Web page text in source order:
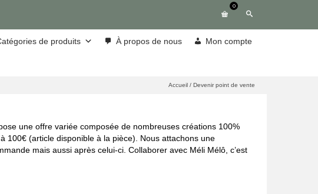
0
de produits À propos de nous Mon compte
Accueil / Devenir point de vente
une offre variée composée de nombreuses créations 100%
100€ (article disponible à la pièce). Nous attachons une
mais aussi après celui-ci. Collaborer avec Méli Mélô, c’est